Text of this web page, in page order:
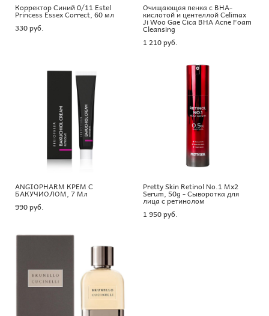
Корректор Синий 0/11 Estel
Princess Essex Correct, 60 мл
330 pуб.
Очищающая пенка с BHA-
кислотой и центеллой Celimax
Ji Woo Gae Cica BHA Acne Foam
Cleansing
1 210 pуб.
ANGIOPHARM КРЕМ С
БАКУЧИОЛОМ, 7 Мл
990 pуб.
Pretty Skin Retinol No.1 Mx2
Serum, 50g - Сыворотка для
лица с ретинолом
1 950 pуб.